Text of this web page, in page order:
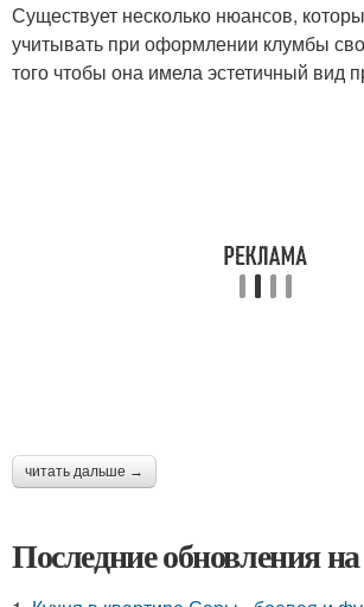
Существует несколько нюансов,
учитывать при оформлении клумбы
того чтобы она имела эстетичный вид
читать дальше →
Последние обновления на